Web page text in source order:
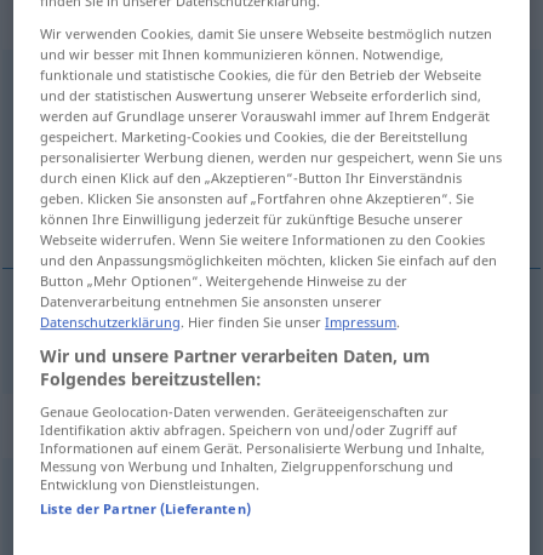
: reflexives Verb
unterwerfenv/r
Übersicht aller Übersetzungen
(Für mehr Details die Übersetzung anklicken/antippen)
sýna enga mótspyrnu
sýnaenga mótspyrnu unterwerfen
Synonyme für "unterwerfen"
besiegen,erobern
Wir verwenden Cookies, damit Sie unsere Webseite bestmöglich nutzen
und wir besser mit Ihnen kommunizieren können. Notwendige,
funktionale und statistische Cookies, die für den Betrieb der Webseite
und der statistischen Auswertung unserer Webseite erforderlich sind,
werden auf Grundlage unserer Vorauswahl immer auf Ihrem Endgerät
gespeichert. Marketing-Cookies und Cookies, die der Bereitstellung
personalisierter Werbung dienen, werden nur gespeichert, wenn Sie uns
durch einen Klick auf den „Akzeptieren“-Button Ihr Einverständnis
geben. Klicken Sie ansonsten auf „Fortfahren ohne Akzeptieren“. Sie
können Ihre Einwilligung jederzeit für zukünftige Besuche unserer
Webseite widerrufen. Wenn Sie weitere Informationen zu den Cookies
und den Anpassungsmöglichkeiten möchten, klicken Sie einfach auf den
Button „Mehr Optionen“. Weitergehende Hinweise zu der
Datenverarbeitung entnehmen Sie ansonsten unserer
Datenschutzerklärung. Hier finden Sie unserImpressum.
Wir und unsere Partner verarbeiten Daten, um
Folgendes bereitzustellen:
Genaue Geolocation-Daten verwenden. Geräteeigenschaften zur
Identifikation aktiv abfragen. Speichern von und/oder Zugriff auf
Informationen auf einem Gerät. Personalisierte Werbung und Inhalte,
Messung von Werbung und Inhalten, Zielgruppenforschung und
Entwicklung von Dienstleistungen.
Liste der Partner (Lieferanten)